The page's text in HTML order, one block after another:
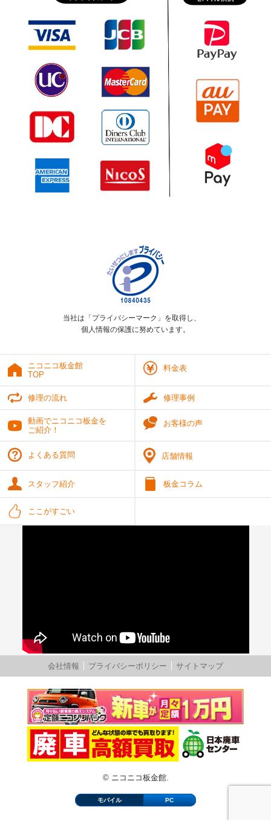
当社は「プライバシーマーク」を取得し、
個人情報の保護に努めています。
ニコニコ板金館
TOP
料金表
修理の流れ 修理事例
動画でニコニコ板金を
ご紹介！
お客様の声
よくある質問 店舗情報
スタッフ紹介 板金コラム
ここがすごい
会社情報 プライバシーポリシー サイトマップ
© ニコニコ板金館.
モバイル PC